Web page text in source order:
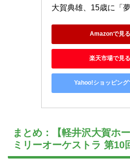
大賀典雄、15歳に「
Amazonで見る
楽天市場で見る
Yahoo!ショッピング
まとめ：【軽井沢大賀ホ
ミリーオーケストラ 第10